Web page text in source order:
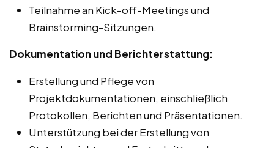
Teilnahme an Kick-off-Meetings und
Brainstorming-Sitzungen.
Dokumentation und Berichterstattung:
Erstellung und Pflege von
Projektdokumentationen, einschließlich
Protokollen, Berichten und Präsentationen.
Unterstützung bei der Erstellung von